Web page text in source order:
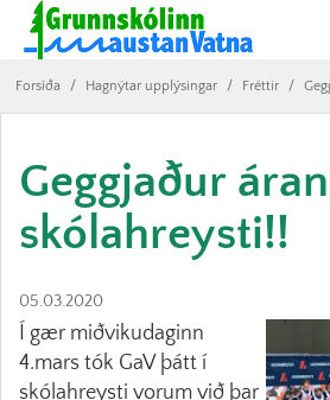
Forsíða / Hagnýtar upplýsingar / Fréttir /
Geggjaður
skólahreysti!!
05.03.2020
Í gær miðvikudaginn
4.mars tók GaV þátt í
skólahreysti vorum við þar